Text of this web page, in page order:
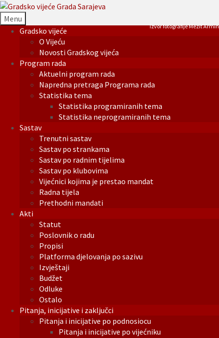
Menu
Gradsko vijeće
O Vijeću
Novosti Gradskog vijeća
Program rada
Aktuelni program rada
Napredna pretraga Programa rada
Statistika tema
Statistika programiranih tema
Statistika neprogramiranih tema
Sastav
Trenutni sastav
Sastav po strankama
Sastav po radnim tijelima
Sastav po klubovima
Vijećnici kojima je prestao mandat
Radna tijela
Prethodni mandati
Akti
Statut
Poslovnik o radu
Propisi
Platforma djelovanja po sazivu
Izvještaji
Budžet
Odluke
Ostalo
Pitanja, inicijative i zaključci
Pitanja i inicijative po podnosiocu
Pitanja i inicijative po vijećniku
Izvor fotografije Mezit Armin